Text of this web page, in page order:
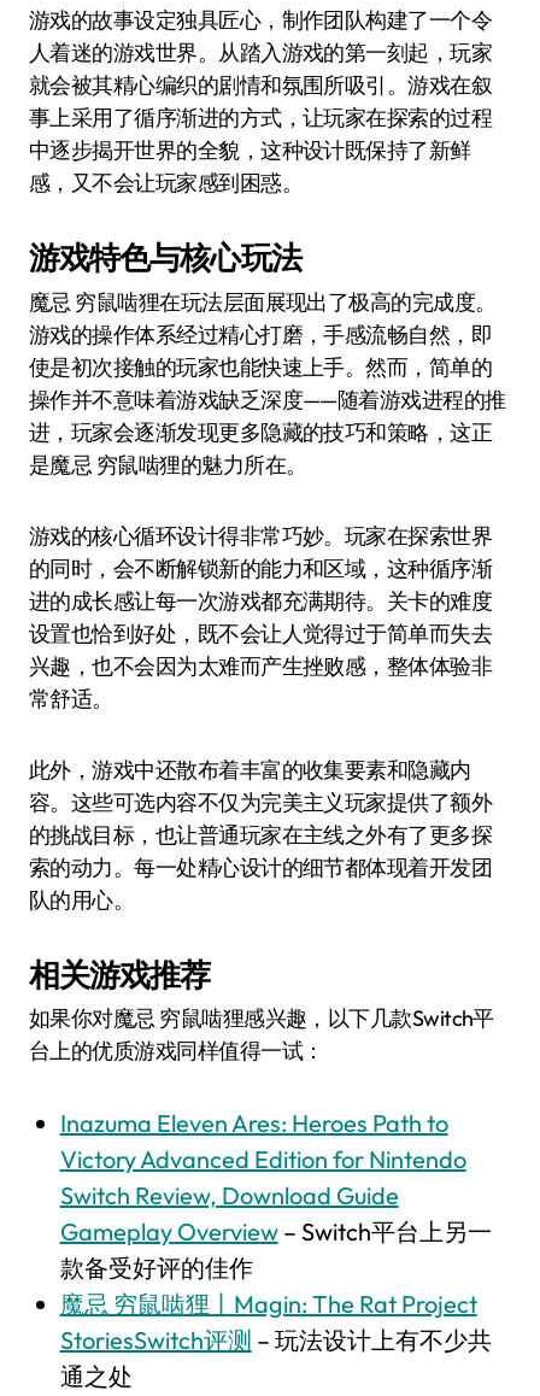
游戏的故事设定独具匠心，制作团队构建了一个令
人着迷的游戏世界。从踏入游戏的第一刻起，玩家
就会被其精心编织的剧情和氛围所吸引。游戏在叙
事上采用了循序渐进的方式，让玩家在探索的过程
中逐步揭开世界的全貌，这种设计既保持了新鲜
感，又不会让玩家感到困惑。
游戏特色与核心玩法
魔忌 穷鼠啮狸在玩法层面展现出了极高的完成度。
游戏的操作体系经过精心打磨，手感流畅自然，即
使是初次接触的玩家也能快速上手。然而，简单的
操作并不意味着游戏缺乏深度——随着游戏进程的推
进，玩家会逐渐发现更多隐藏的技巧和策略，这正
是魔忌 穷鼠啮狸的魅力所在。
游戏的核心循环设计得非常巧妙。玩家在探索世界
的同时，会不断解锁新的能力和区域，这种循序渐
进的成长感让每一次游戏都充满期待。关卡的难度
设置也恰到好处，既不会让人觉得过于简单而失去
兴趣，也不会因为太难而产生挫败感，整体体验非
常舒适。
此外，游戏中还散布着丰富的收集要素和隐藏内
容。这些可选内容不仅为完美主义玩家提供了额外
的挑战目标，也让普通玩家在主线之外有了更多探
索的动力。每一处精心设计的细节都体现着开发团
队的用心。
相关游戏推荐
如果你对魔忌 穷鼠啮狸感兴趣，以下几款Switch平
台上的优质游戏同样值得一试：
Inazuma Eleven Ares: Heroes Path to
Victory Advanced Edition for Nintendo
Switch Review, Download Guide
Gameplay Overview– Switch平台上另一
款备受好评的佳作
魔忌 穷鼠啮狸丨Magin: The Rat Project
StoriesSwitch评测 – 玩法设计上有不少共
通之处